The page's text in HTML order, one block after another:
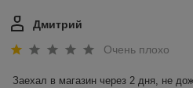
Дмитрий
Очень плохо
Заехал в магазин через 2 дня, не